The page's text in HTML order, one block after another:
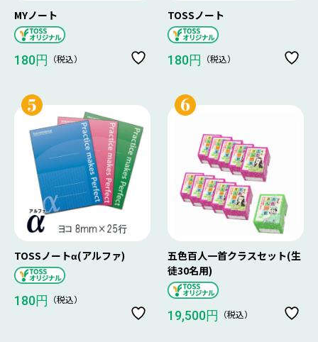
MYノート
180円 （税込）
TOSSノート
180円 （税込）
TOSSノートα(アルファ)
180円 （税込）
五色百人一首クラスセット(生
徒30名用)
19,500円 （税込）